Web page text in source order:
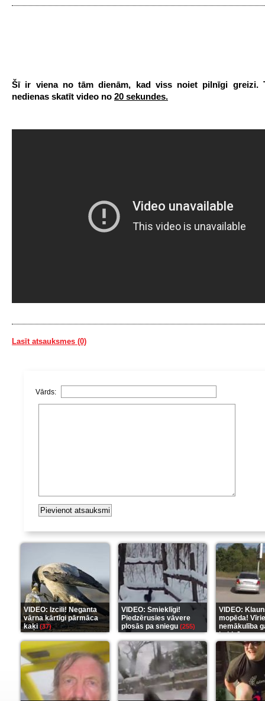
Šī ir viena no tām dienām, kad viss noiet pilnīgi greizi.
nedienas skatīt video no 20 sekundes.
Lasīt atsauksmes (0)
Vārds:
VIDEO: Izcili! Neganta
vārna kārtīgi pārmāca
kaķi(37)
VIDEO: Smieklīgi!
Piedzērusies vāvere
plosās pa sniegu (255)
VIDEO:
mopēda!
nemākulība
beidzās ar
(289)